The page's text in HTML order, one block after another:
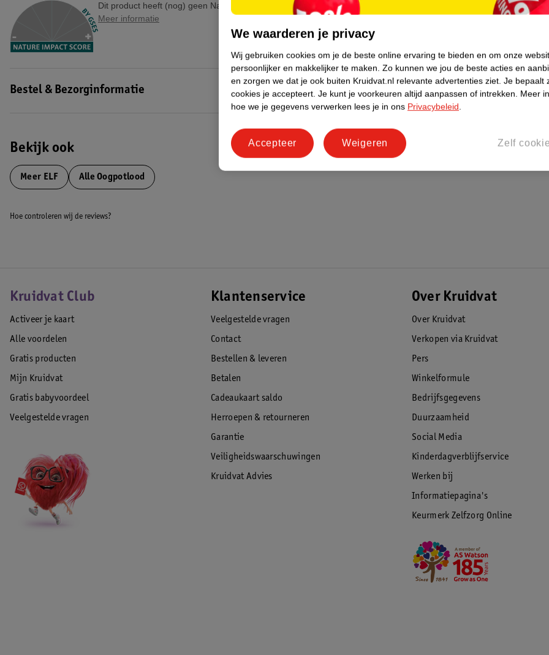
Dit product heeft (nog) geen Nature Impact Score.
Meer informatie
Bestel & Bezorginformatie
Bekijk ook
Meer ELF Alle Oogpotlood
Hoe controleren wij de reviews?
Kruidvat Club
Activeer je kaart
Alle voordelen
Gratis producten
Mijn Kruidvat
Gratis babyvoordeel
Veelgestelde vragen
Klantenservice
Veelgestelde vragen
Contact
Bestellen & leveren
Betalen
Cadeaukaart saldo
Herroepen & retourneren
Garantie
Veiligheidswaarschuwingen
Kruidvat Advies
Over Kruidvat
Over Kruidvat
Verkopen via Kruidvat
Pers
Winkelformule
Bedrijfsgegevens
Duurzaamheid
Social Media
Kinderdagverblijfservice
Werken bij
Informatiepagina's
Keurmerk Zelfzorg Online
We waarderen je privacy
Wij gebruiken cookies om je de beste online ervaring te bieden en om onze
persoonlijker en makkelijker te maken. Zo kunnen we jou de beste acties en
en zorgen we dat je ook buiten Kruidvat.nl relevante advertenties ziet. Je bepaalt
cookies je accepteert. Je kunt je voorkeuren altijd aanpassen of intrekken. Meer
hoe we je gegevens verwerken lees je in ons Privacybeleid.
Zelf
Weigeren
Accepteer